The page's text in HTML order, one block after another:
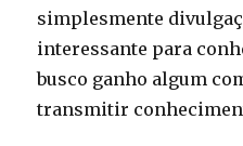
simplesmente
interessante para
busco ganho algum
transmitir